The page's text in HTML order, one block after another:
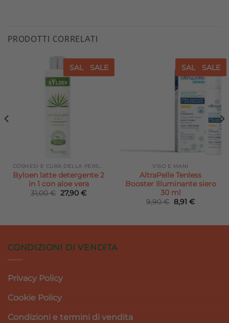
PRODOTTI CORRELATI
SALE SALE
COSMESI E CURA DELLA PERSONA
Byloen latte detergente 2
in 1 con aloe vera
31,00€ Il
prezzo
27,90 €Il
SALE SALE
Aggiungi
dei
desideri
VISO E MANI
AltraPelle Tenless
Booster Illuminante siero
30 ml
9,90€ Il
prezzo
9,90 €.
8,91 €Il
8,91 €.
CONDIZIONI DI VENDITA
Privacy Policy
Cookie Policy
Condizioni e termini di vendita